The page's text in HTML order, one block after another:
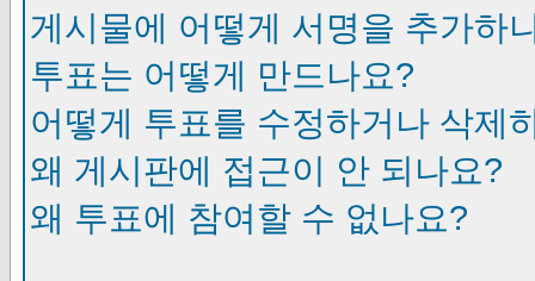
게시물에 어떻게 서명을 추가하
투표는 어떻게 만드나요?
어떻게 투표를 수정하거나 삭제
왜 게시판에 접근이 안 되나요?
왜 투표에 참여할 수 없나요?